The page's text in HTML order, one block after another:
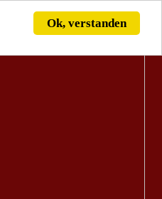
Ok, verstanden